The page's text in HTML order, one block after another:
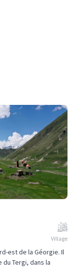
Village
est de la Géorgie. Il
Tergi, dans la